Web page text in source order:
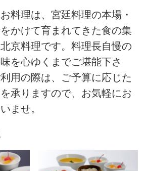
料理は、宮廷料理の本場・
かけて育まれてきた食の集
京料理です。料理長自慢の
を心ゆくまでご堪能下さ
用の際は、ご予算に応じた
承りますので、お気軽にお
ませ。